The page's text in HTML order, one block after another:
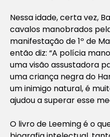
Nessa idade, certa vez,
cavalos manobrados
manifestação de 1º de
então diz: “A polícia
uma visão assustadora
uma criança negra do
um inimigo natural, é
ajudou a superar esse
O livro de Leeming é o